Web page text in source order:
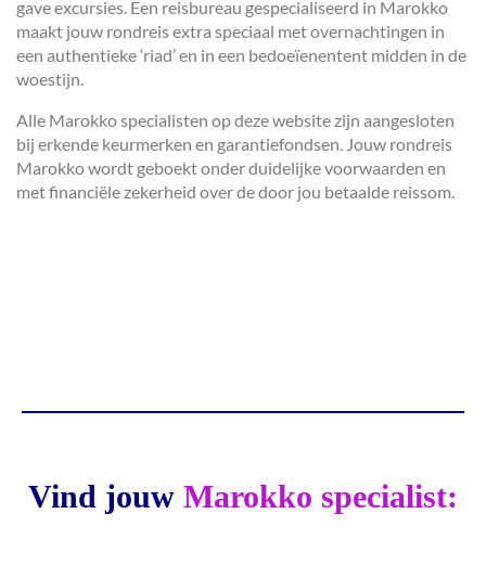
gave excursies. Een reisbureau gespecialiseerd in Marokko
maakt jouw rondreis extra speciaal met overnachtingen in
een authentieke ‘riad’ en in een bedoeïenentent midden in de
woestijn.
Alle Marokko specialisten op deze website zijn aangesloten
bij erkende keurmerken en garantiefondsen. Jouw rondreis
Marokko wordt geboekt onder duidelijke voorwaarden en
met financiële zekerheid over de door jou betaalde reissom.
Vind jouw Marokko specialist: